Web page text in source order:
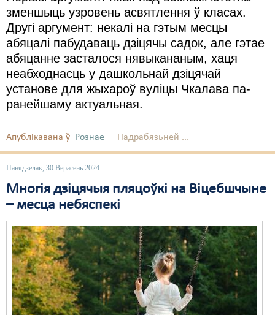
зменшыць узровень асвятлення ў класах.
Другі аргумент: некалі на гэтым месцы
абяцалі пабудаваць дзіцячы садок, але гэтае
абяцанне засталося нявыкананым, хаця
неабходнасць у дашкольнай дзіцячай
установе для жыхароў вуліцы Чкалава па-
ранейшаму актуальная.
Апублікавана ў Рознае Падрабязьней ...
Панядзелак, 30 Верасень 2024
Многія дзіцячыя пляцоўкі на Віцебшчыне
– месца небяспекі